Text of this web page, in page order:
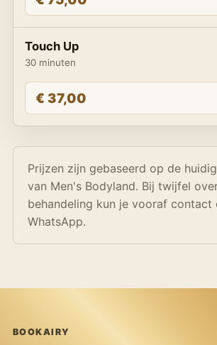
Touch Up
30 minuten
€ 37,00
Prijzen zijn gebaseerd op de
van Men's Bodyland. Bij twijfel
behandeling kun je vooraf contact
WhatsApp.
BOOKAIRY